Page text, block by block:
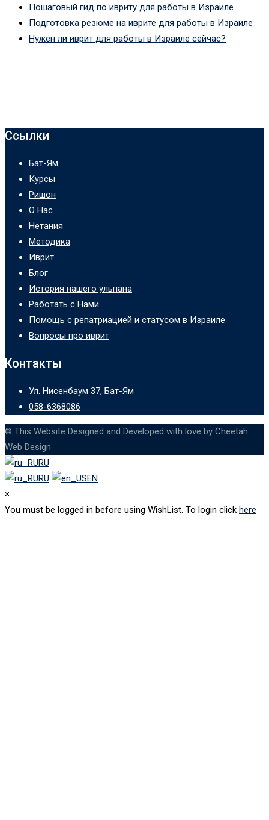
Пошаговый гид по ивриту для работы в Израиле
Подготовка резюме на иврите для работы в Израиле
Нужен ли иврит для работы в Израиле сейчас?
Ссылки
Бат-Ям
Курсы
Ришон
О Нас
Нетания
Методика
Иврит
Блог
История нашего ульпана
Работать с Нами
Помощь с репатриацией и статусом в Израиле
Вопросы про иврит
Контакты
Ул. Нисенбаум 37, Бат-Ям
058-6368086
© This Website Designed and Developed with love by Cheetah
Web Design
RU
RU
EN
×
You must be logged in before using WishList. To login click here